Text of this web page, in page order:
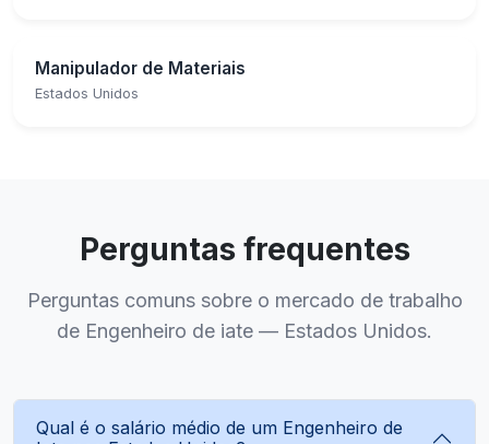
Manipulador de Materiais
Estados Unidos
Perguntas frequentes
Perguntas comuns sobre o mercado de trabalho
de Engenheiro de iate — Estados Unidos.
Qual é o salário médio de um Engenheiro de